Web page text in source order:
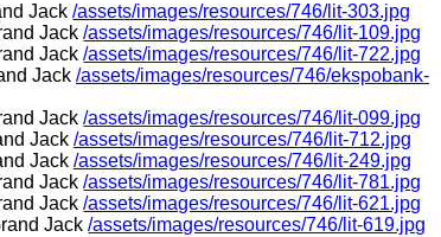
/assets/images/resources/746/lit-303.jpg
/assets/images/resources/746/lit-109.jpg
/assets/images/resources/746/lit-722.jpg
/assets/images/resources/746/ekspobank-
/assets/images/resources/746/lit-099.jpg
/assets/images/resources/746/lit-712.jpg
/assets/images/resources/746/lit-249.jpg
/assets/images/resources/746/lit-781.jpg
/assets/images/resources/746/lit-621.jpg
/assets/images/resources/746/lit-619.jpg